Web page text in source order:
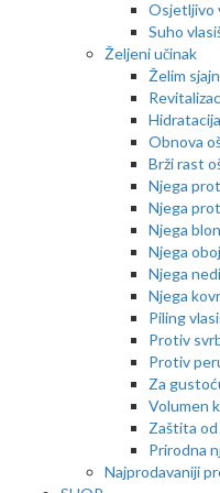
Osjetljivo
Suho
Željeni učinak
Želim
Obnova
Brži rast
Njega
Njega
Njega
Njega
Njega
Njega
Piling
Protiv
Protiv
Za
Volumen
Zaštita od
Prirodna
Najprodavaniji